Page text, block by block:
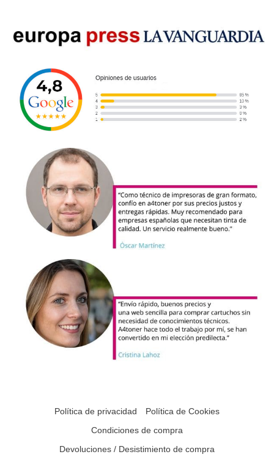
Política de privacidad
Política de Cookies
Condiciones de compra
Devoluciones / Desistimiento de compra